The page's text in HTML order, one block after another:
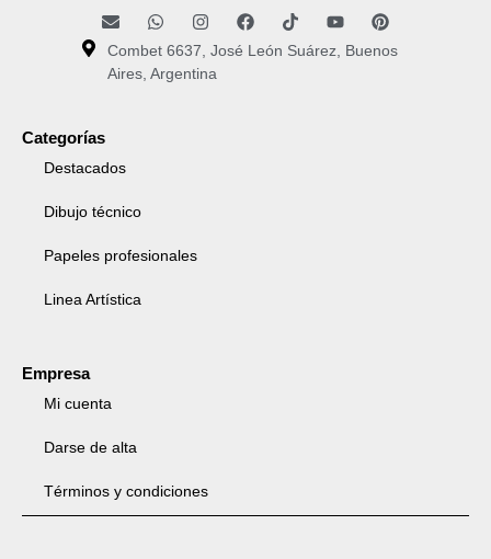
Combet 6637, José León Suárez, Buenos
Aires, Argentina
Categorías
Destacados
Dibujo técnico
Papeles profesionales
Linea Artística
Empresa
Mi cuenta
Darse de alta
Términos y condiciones